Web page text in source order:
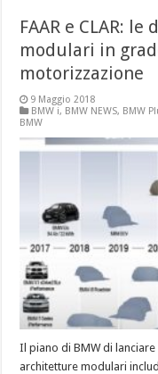
FAAR e CLAR:
modulari in
motorizzazione
9 Maggio 2018
BMW i, BMW NEWS, BMW
BMW
Il piano di BMW di
architetture modulari